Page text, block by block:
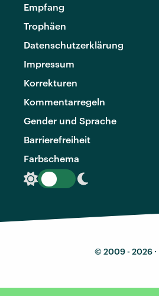
Empfang
Trophäen
Datenschutzerklärung
Impressum
Korrekturen
Kommentarregeln
Gender und Sprache
Barrierefreiheit
Farbschema
© 2009 - 2026 ·